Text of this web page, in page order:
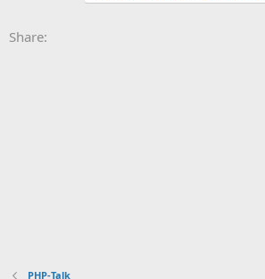
Share:
PHP-Talk